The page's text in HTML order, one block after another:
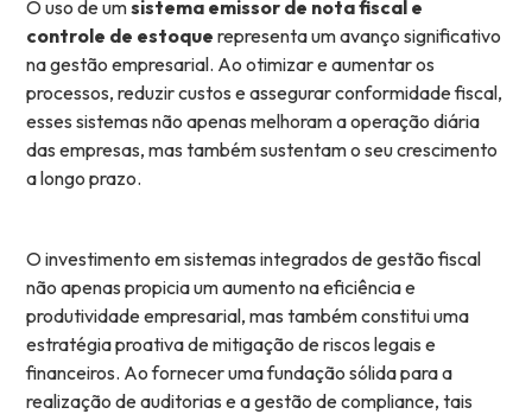
O uso de umsistema emissor de nota fiscal e
controle de estoque representa um avanço significativo
na gestão empresarial. Ao otimizar e aumentar os
processos, reduzir custos e assegurar conformidade fiscal,
esses sistemas não apenas melhoram a operação diária
das empresas, mas também sustentam o seu crescimento
a longo prazo.
O investimento em sistemas integrados de gestão fiscal
não apenas propicia um aumento na eficiência e
produtividade empresarial, mas também constitui uma
estratégia proativa de mitigação de riscos legais e
financeiros. Ao fornecer uma fundação sólida para a
realização de auditorias e a gestão de compliance, tais